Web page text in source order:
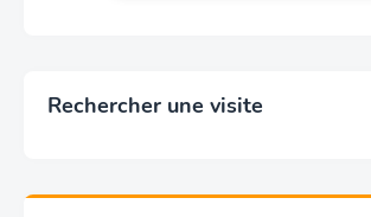
Rechercher une visite